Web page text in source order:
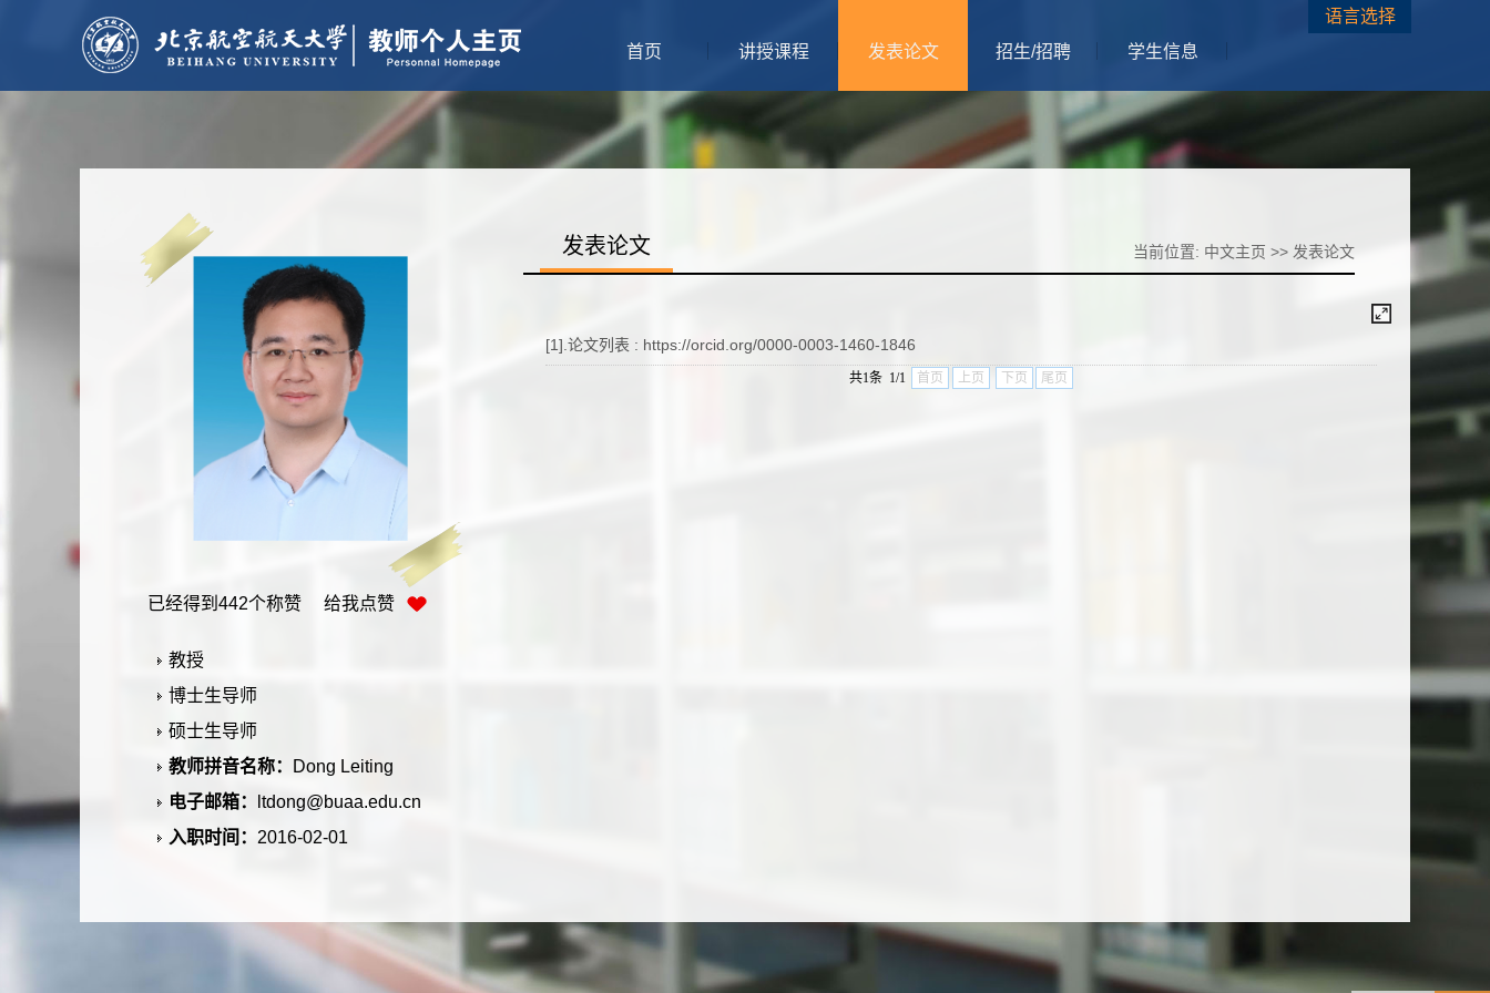
语言选择
首页
讲授课程 发表论文 招生/招聘 学生信息
已经得到 442个称赞 给我点赞
教授
博士生导师
硕士生导师
教师拼音名称：
Dong Leiting
电子邮箱：
ltdong@buaa.edu.cn
入职时间： 2016-02-01
博士研究生
沙河校区二号科研楼712
发表论文 当前位置: 中文主页 >> 发表论文
[1].论文列表 : https://orcid.org/0000-0003-1460-1846
共1条 1/1 首页 上页 下页 尾页